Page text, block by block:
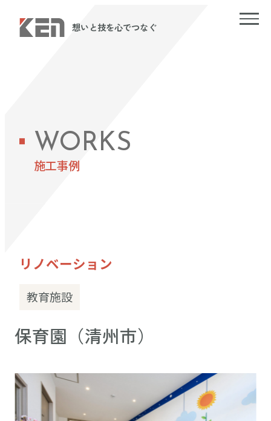
想いと技を心でつなぐ
WORKS
施工事例
リノベーション
教育施設
保育園（清州市）